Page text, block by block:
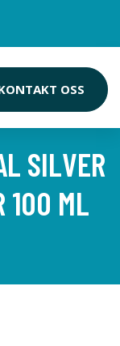
OSS
SILVER
100 ML